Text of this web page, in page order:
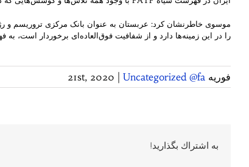
موسوی خاطرنشان کرد: عربستان به عنوان بانک مرکزی تروریسم و
را در این زمینه‌ها دارد و از شفافیت فوق‌العاده‌ای برخوردار است،
فوریه 21st, 2020 Uncategorized @fa
به اشتراك بگذاريد!